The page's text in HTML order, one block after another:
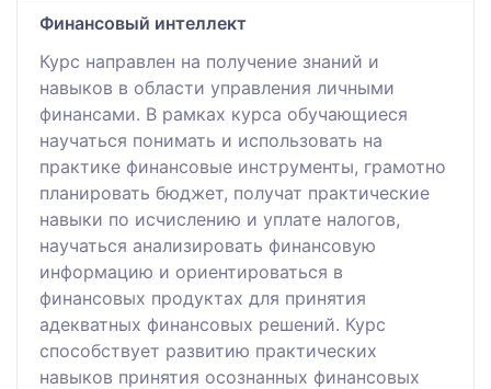
Финансовый интеллект
Курс направлен на получение знаний и
навыков в области управления личными
финансами. В рамках курса обучающиеся
научаться понимать и использовать на
практике финансовые инструменты, грамотно
планировать бюджет, получат практические
навыки по исчислению и уплате налогов,
научаться анализировать финансовую
информацию и ориентироваться в
финансовых продуктах для принятия
адекватных финансовых решений. Курс
способствует развитию практических
навыков принятия осознанных финансовых